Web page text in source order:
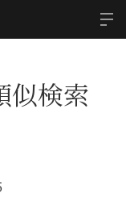
似検索